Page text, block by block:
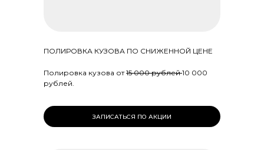
ПОЛИРОВКА КУЗОВА ПО СНИЖЕННОЙ ЦЕНЕ
Полировка кузова от15 000 рублей10 000
рублей.
ЗАПИСАТЬСЯ ПО АКЦИИ